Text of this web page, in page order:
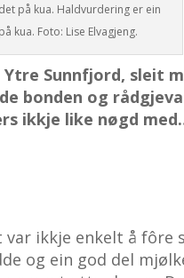
på kua. Haldvurdering er ein
kua. Foto: Lise Elvagjeng.
Sunnfjord, sleit
bonden og
ikkje like nøgd
ikkje enkelt å fôre
og ein god del